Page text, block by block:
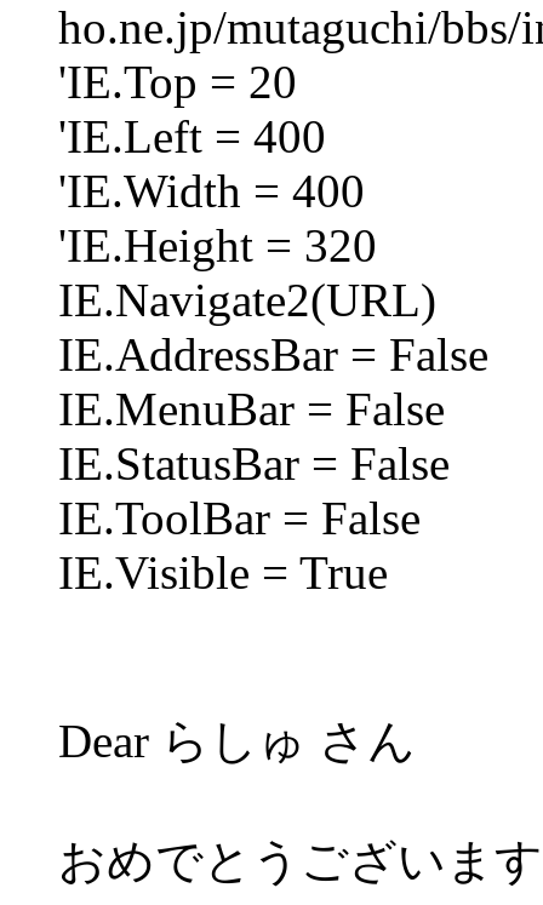
ho.ne.jp/mutaguchi/bbs/
'IE.Top = 20
'IE.Left = 400
'IE.Width = 400
'IE.Height = 320
IE.Navigate2(URL)
IE.AddressBar = False
IE.MenuBar = False
IE.StatusBar = False
IE.ToolBar = False
IE.Visible = True
Dear らしゅ さん
おめでとうございま